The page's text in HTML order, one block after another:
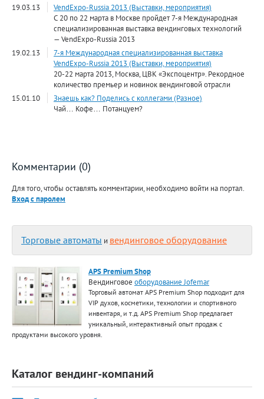
19.03.13
VendExpo-Russia 2013 (Выставки, мероприятия)
С 20 по 22 марта в Москве пройдет 7-я Международная
специализированная выставка вендинговых технологий
— VendExpo-Russia 2013
19.02.13
7-я Международная специализированная выставка
VendExpo-Russia 2013 (Выставки, мероприятия)
20-22 марта 2013, Москва, ЦВК «Экспоцентр». Рекордное
количество премьер и новинок вендинговой отрасли
15.01.10
Знаешь как? Поделись с коллегами (Разное)
Чай… Кофе… Потанцуем?
Комментарии (0)
Для того, чтобы оставлять комментарии, необходимо войти на портал.
Вход с паролем
Торговые автоматы и вендинговое оборудование
APS Premium Shop
Вендинговое оборудование Jofemar
Торговый автомат APS Premium Shop подходит для
VIP духов, косметики, технологии и спортивного
инвентаря, и т.д. APS Premium Shop предлагает
уникальный, интерактивный опыт продаж с
продуктами высокого уровня.
Каталог вендинг-компаний